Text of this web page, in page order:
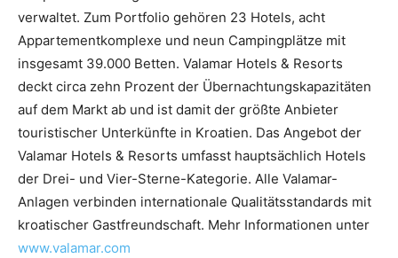
verwaltet. Zum Portfolio gehören 23 Hotels, acht
Appartementkomplexe und neun Campingplätze mit
insgesamt 39.000 Betten. Valamar Hotels & Resorts
deckt circa zehn Prozent der Übernachtungskapazitäten
auf dem Markt ab und ist damit der größte Anbieter
touristischer Unterkünfte in Kroatien. Das Angebot der
Valamar Hotels & Resorts umfasst hauptsächlich Hotels
der Drei- und Vier-Sterne-Kategorie. Alle Valamar-
Anlagen verbinden internationale Qualitätsstandards mit
kroatischer Gastfreundschaft. Mehr Informationen unter
www.valamar.com